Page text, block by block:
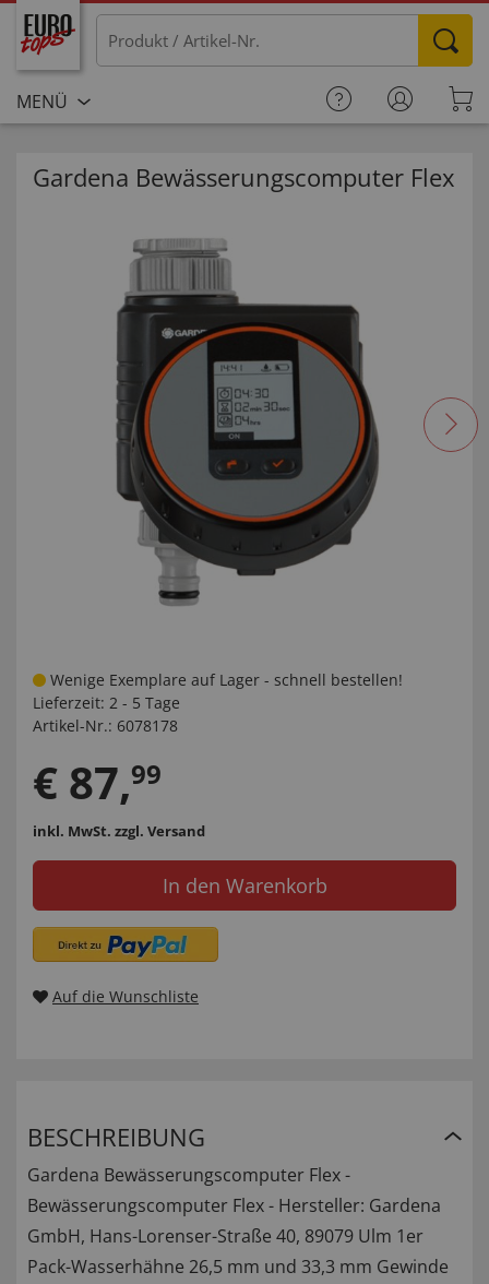
MENÜ
Gardena Bewässerungscomputer Flex
Wenige Exemplare auf Lager - schnell bestellen!
Lieferzeit: 2 - 5 Tage
Artikel-Nr.: 6078178
€ 87,99
inkl. MwSt. zzgl. Versand
In den Warenkorb
Auf die Wunschliste
BESCHREIBUNG
Gardena Bewässerungscomputer Flex -
Bewässerungscomputer Flex - Hersteller: Gardena
GmbH, Hans-Lorenser-Straße 40, 89079 Ulm 1er
Pack-Wasserhähne 26,5 mm und 33,3 mm Gewinde